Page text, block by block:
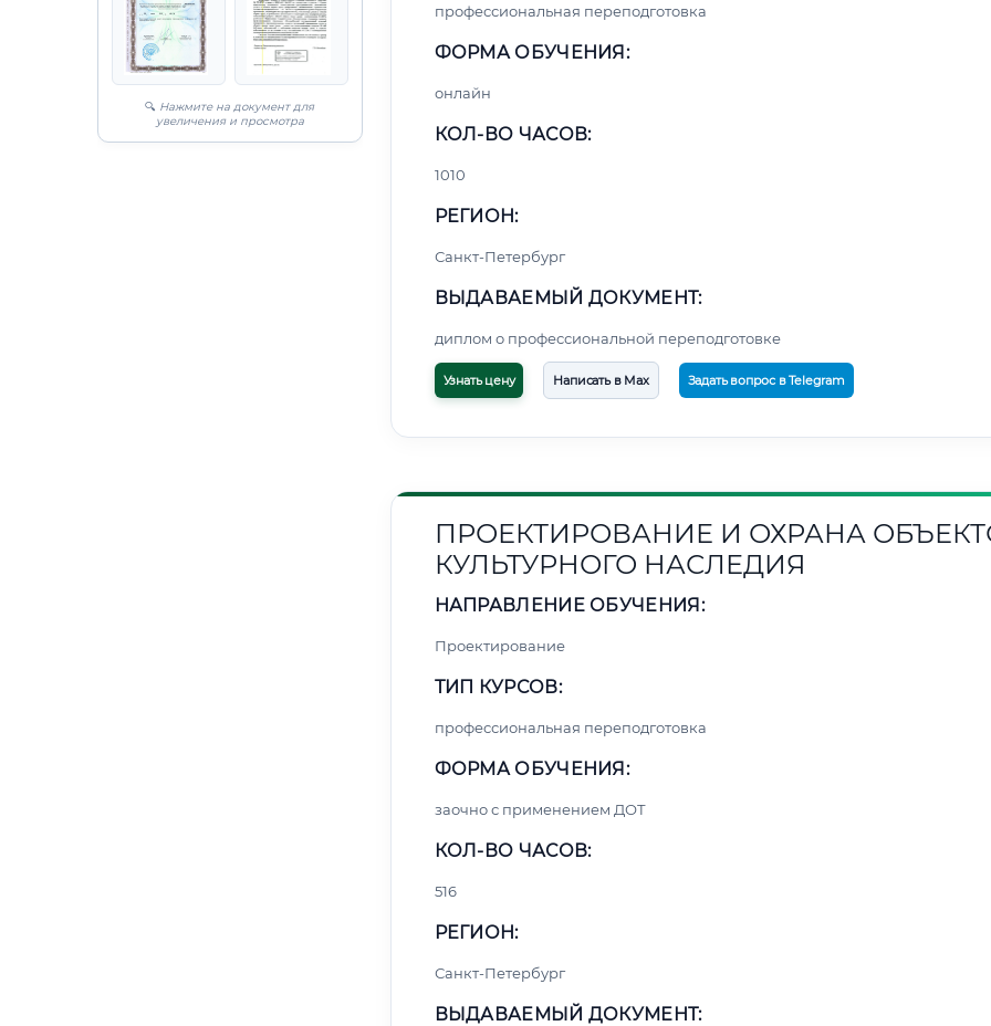
🔍 Нажмите на документ для
увеличения и просмотра
профессиональная переподготовка
ФОРМА ОБУЧЕНИЯ:
онлайн
КОЛ-ВО ЧАСОВ:
1010
РЕГИОН:
Санкт-Петербург
ВЫДАВАЕМЫЙ ДОКУМЕНТ:
диплом о профессиональной переподготовке
Узнать цену Написать в Max Задать вопрос в Telegram
ПРОЕКТИРОВАНИЕ И ОХРАНА
КУЛЬТУРНОГО НАСЛЕДИЯ
НАПРАВЛЕНИЕ ОБУЧЕНИЯ:
Проектирование
ТИП КУРСОВ:
профессиональная переподготовка
ФОРМА ОБУЧЕНИЯ:
заочно с применением ДОТ
КОЛ-ВО ЧАСОВ:
516
РЕГИОН:
Санкт-Петербург
ВЫДАВАЕМЫЙ ДОКУМЕНТ: